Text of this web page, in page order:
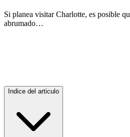
Si planea visitar Charlotte, es posible
abrumado…
Indice del articulo